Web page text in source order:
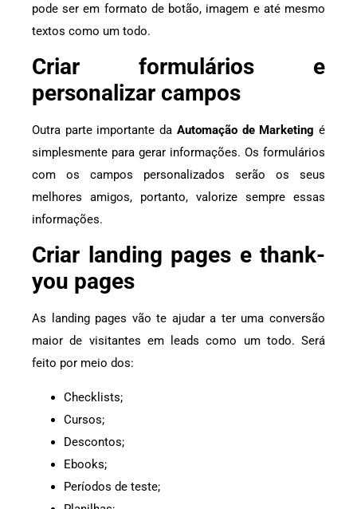
pode ser em formato de botão, imagem e até mesmo
textos como um todo.
Criar formulários e
personalizar campos
Outra parte importante da Automação de Marketing é
simplesmente para gerar informações. Os formulários
com os campos personalizados serão os seus
melhores amigos, portanto, valorize sempre essas
informações.
Criar landing pages e thank-
you pages
As landing pages vão te ajudar a ter uma conversão
maior de visitantes em leads como um todo. Será
feito por meio dos:
Checklists;
Cursos;
Descontos;
Ebooks;
Períodos de teste;